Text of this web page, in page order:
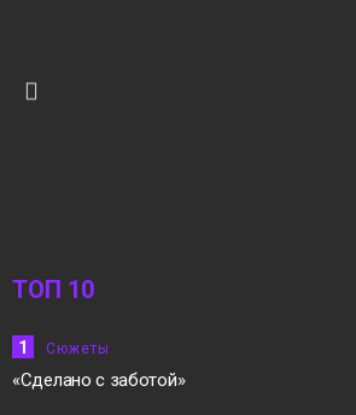
Новости
12:15
ТОП 10
1 Сюжеты
«Сделано с заботой»